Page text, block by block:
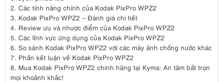
2. Các tính năng chính của Kodak PixPro WPZ2
3. Kodak PixPro WPZ2 – Đánh giá chi tiết
4. Review ưu và nhược điểm của Kodak PixPro WPZ2
5. Các lĩnh vực ứng dụng của Kodak PixPro WPZ2
6. So sánh Kodak PixPro WPZ2 với các máy ảnh chống nước khác
7. Phần kết luận về Kodak PixPro WPZ2
8. Mua Kodak PixPro WPZ2 chính hãng tại Kyma: An tâm bắt trọn
mọi khoảnh khắc!